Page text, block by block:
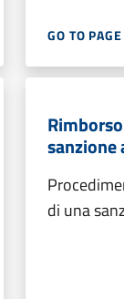
GO TO PAGE
di una